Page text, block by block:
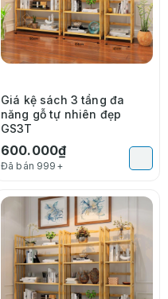
Giá kệ sách 3 tầng đa
năng gỗ tự nhiên đẹp
GS3T
600.000₫
Đã bán 999+